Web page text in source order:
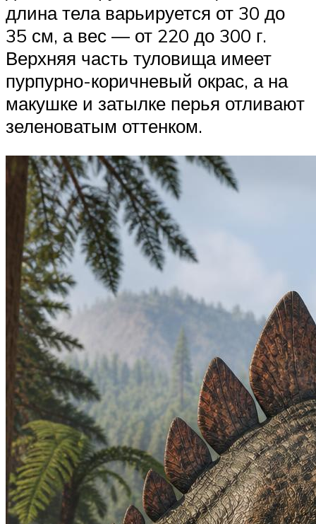
длина тела варьируется от 30 до
35 см, а вес — от 220 до 300 г.
Верхняя часть туловища имеет
пурпурно-коричневый окрас, а на
макушке и затылке перья отливают
зеленоватым оттенком.